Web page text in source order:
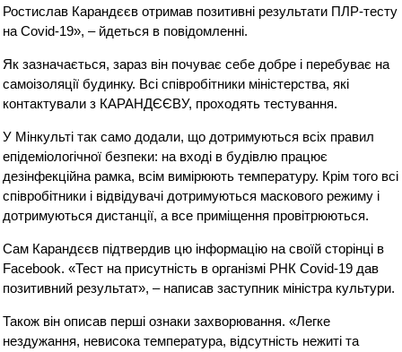
Ростислав Карандєєв отримав позитивні результати ПЛР-тесту
на Covid-19», – йдеться в повідомленні.
Як зазначається, зараз він почуває себе добре і перебуває на
самоізоляції будинку. Всі співробітники міністерства, які
контактували з КАРАНДЄЄВУ, проходять тестування.
У Мінкульті так само додали, що дотримуються всіх правил
епідеміологічної безпеки: на вході в будівлю працює
дезінфекційна рамка, всім вимірюють температуру. Крім того всі
співробітники і відвідувачі дотримуються маскового режиму і
дотримуються дистанції, а все приміщення провітрюються.
Сам Карандєєв підтвердив цю інформацію на своїй сторінці в
Facebook. «Тест на присутність в організмі РНК Covid-19 дав
позитивний результат», – написав заступник міністра культури.
Також він описав перші ознаки захворювання. «Легке
нездужання, невисока температура, відсутність нежиті та